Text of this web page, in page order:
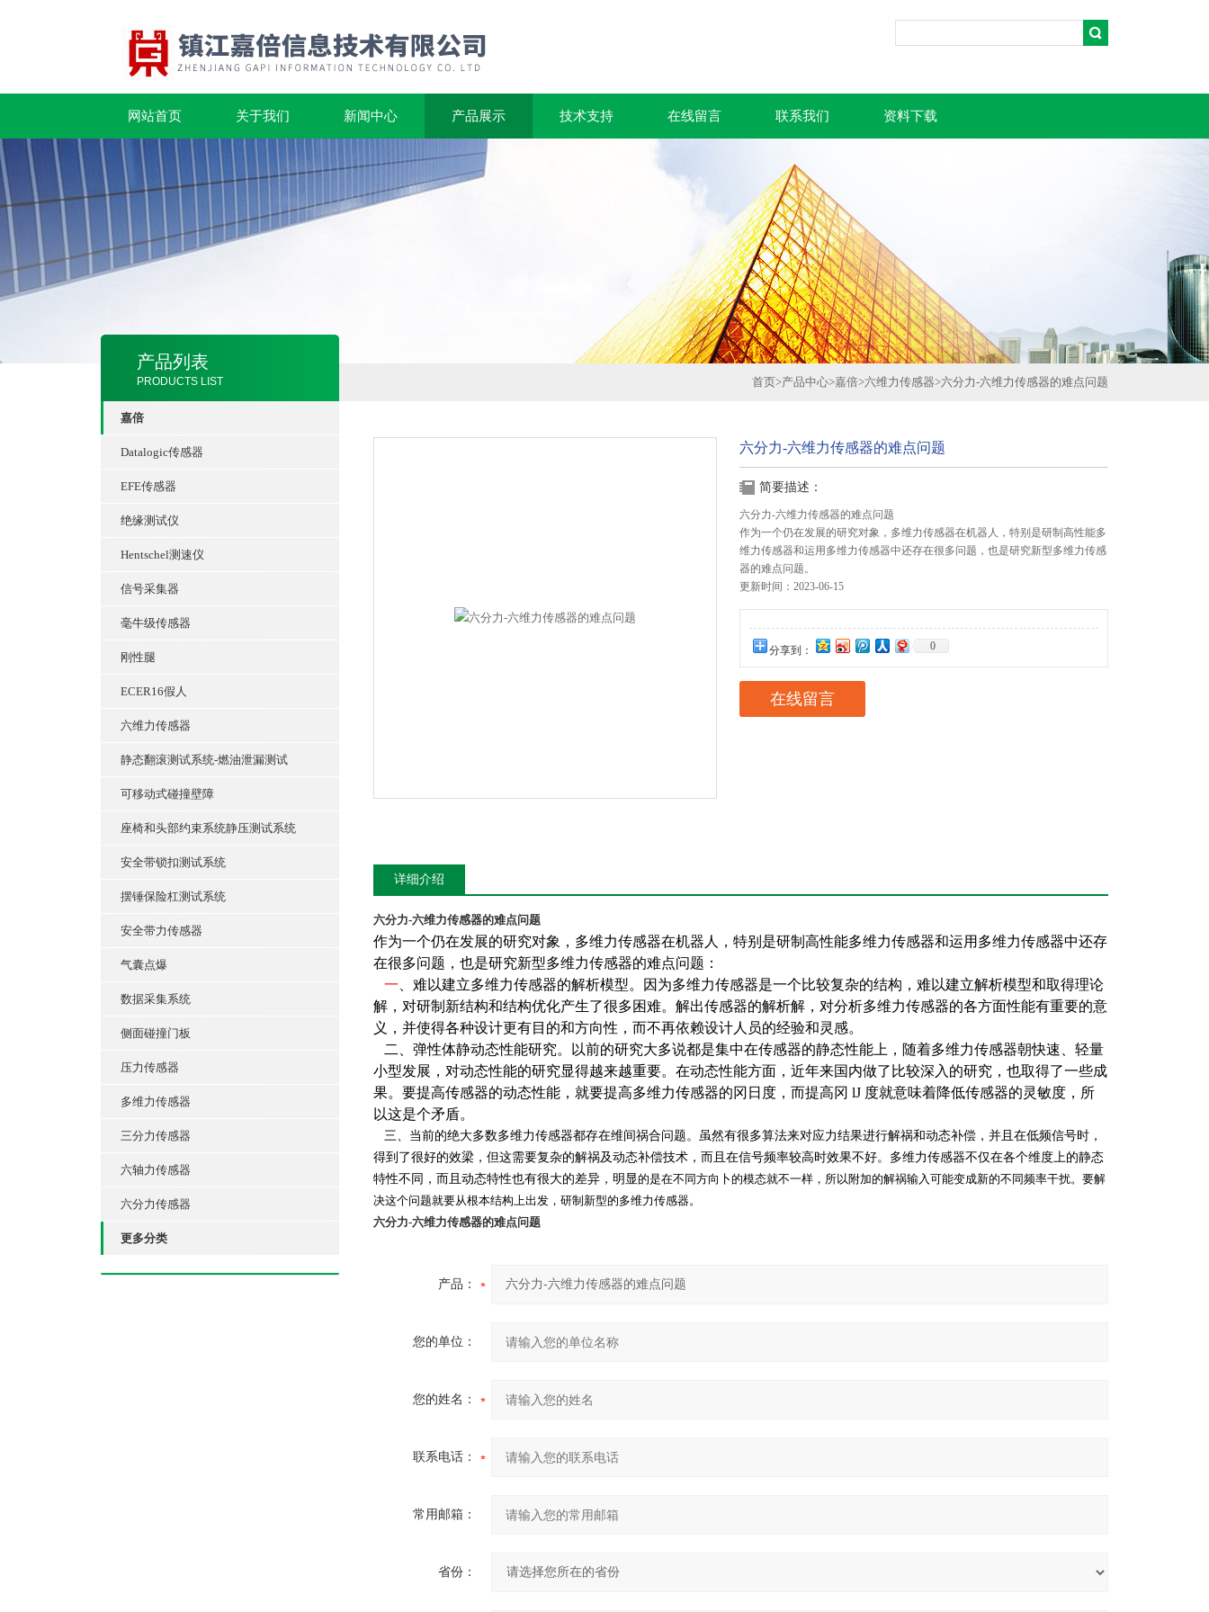
网站首页 关于我们 新闻中心 产品展示 技术支持 在线留言 联系我们 资料下载
产品列表
PRODUCTS LIST
嘉倍
Datalogic传感器
EFE传感器
绝缘测试仪
Hentschel测速仪
信号采集器
毫牛级传感器
刚性腿
ECER16假人
六维力传感器
静态翻滚测试系统-燃油泄漏测试
可移动式碰撞壁障
座椅和头部约束系统静压测试系统
安全带锁扣测试系统
摆锤保险杠测试系统
安全带力传感器
气囊点爆
数据采集系统
侧面碰撞门板
压力传感器
多维力传感器
三分力传感器
六轴力传感器
六分力传感器
更多分类
首页>产品中心>嘉倍>六维力传感器>六分力-六维力传感器的难点问题
六分力-六维力传感器的难点问题
简要描述：
六分力-六维力传感器的难点问题
作为一个仍在发展的研究对象，多维力传感器在机器人，特别是研制高性能多
维力传感器和运用多维力传感器中还存在很多问题，也是研究新型多维力传感
器的难点问题。
更新时间：2023-06-15
分享到： 0
在线留言
详细介绍
六分力-六维力传感器的难点问题
作为一个仍在发展的研究对象，多维力传感器在机器人，特别是研制高性能多维力传感器和运用多维力传感器中还存
在很多问题，也是研究新型多维力传感器的难点问题：
一 、难以建立多维力传感器的解析模型。因为多维力传感器是一个比较复杂的结构，难以建立解析模型和取得理论
解，对研制新结构和结构优化产生了很多困难。解出传感器的解析解，对分析多维力传感器的各方面性能有重要的意
义，并使得各种设计更有目的和方向性，而不再依赖设计人员的经验和灵感。
二、弹性体静动态性能研究。以前的研究大多说都是集中在传感器的静态性能上，随着多维力传感器朝快速、轻量
小型发展，对动态性能的研究显得越来越重要。在动态性能方面，近年来国内做了比较深入的研究，也取得了一些成
果。要提高传感器的动态性能，就要提高多维力传感器的冈日度，而提高冈 lJ 度就意味着降低传感器的灵敏度，所
以这是个矛盾。
三、当前的绝大多数多维力传感器都存在维间祸合问题。虽然有很多算法来对应力结果进行解祸和动态补偿，并且在低频信号时，
得到了很好的效梁，但这需要复杂的解祸及动态补偿技术，而且在信号频率较高时效果不好。多维力传感器不仅在各个维度上的静态
特性不同，而且动态特性也有很大的差异，明显的是在不同方向卜的模态就不一样，所以附加的解祸输入可能变成新的不同频率干扰。要解
决这个问题就要从根本结构上出发，研制新型的多维力传感器。
六分力-六维力传感器的难点问题
产品：
您的单位：
您的姓名：
联系电话：
常用邮箱：
省份：